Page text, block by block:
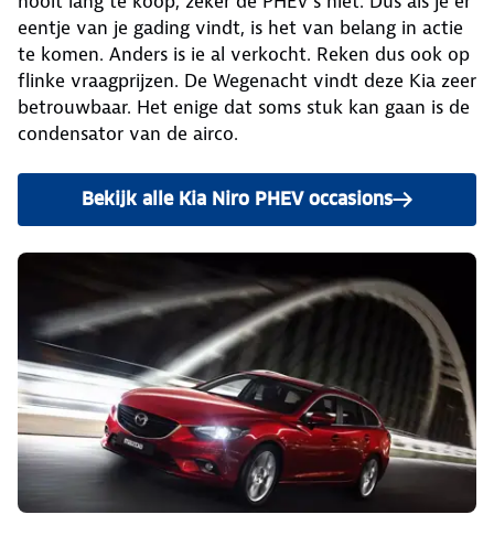
eentje van je gading vindt, is het van belang in actie
te komen. Anders is ie al verkocht. Reken dus ook op
flinke vraagprijzen. De Wegenacht vindt deze Kia zeer
betrouwbaar. Het enige dat soms stuk kan gaan is de
condensator van de airco.
Bekijk alle Kia Niro PHEV occasions